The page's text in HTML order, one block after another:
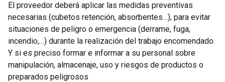
El proveedor deberá aplicar las medidas preventivas
necesarias (cubetos retención, absorbentes…), para evitar
situaciones de peligro o emergencia (derrame, fuga,
incendio,…) durante la realización del trabajo encomendado.
Y si es preciso formar e informar a su personal sobre
manipulación, almacenaje, uso y riesgos de productos o
preparados peligrosos